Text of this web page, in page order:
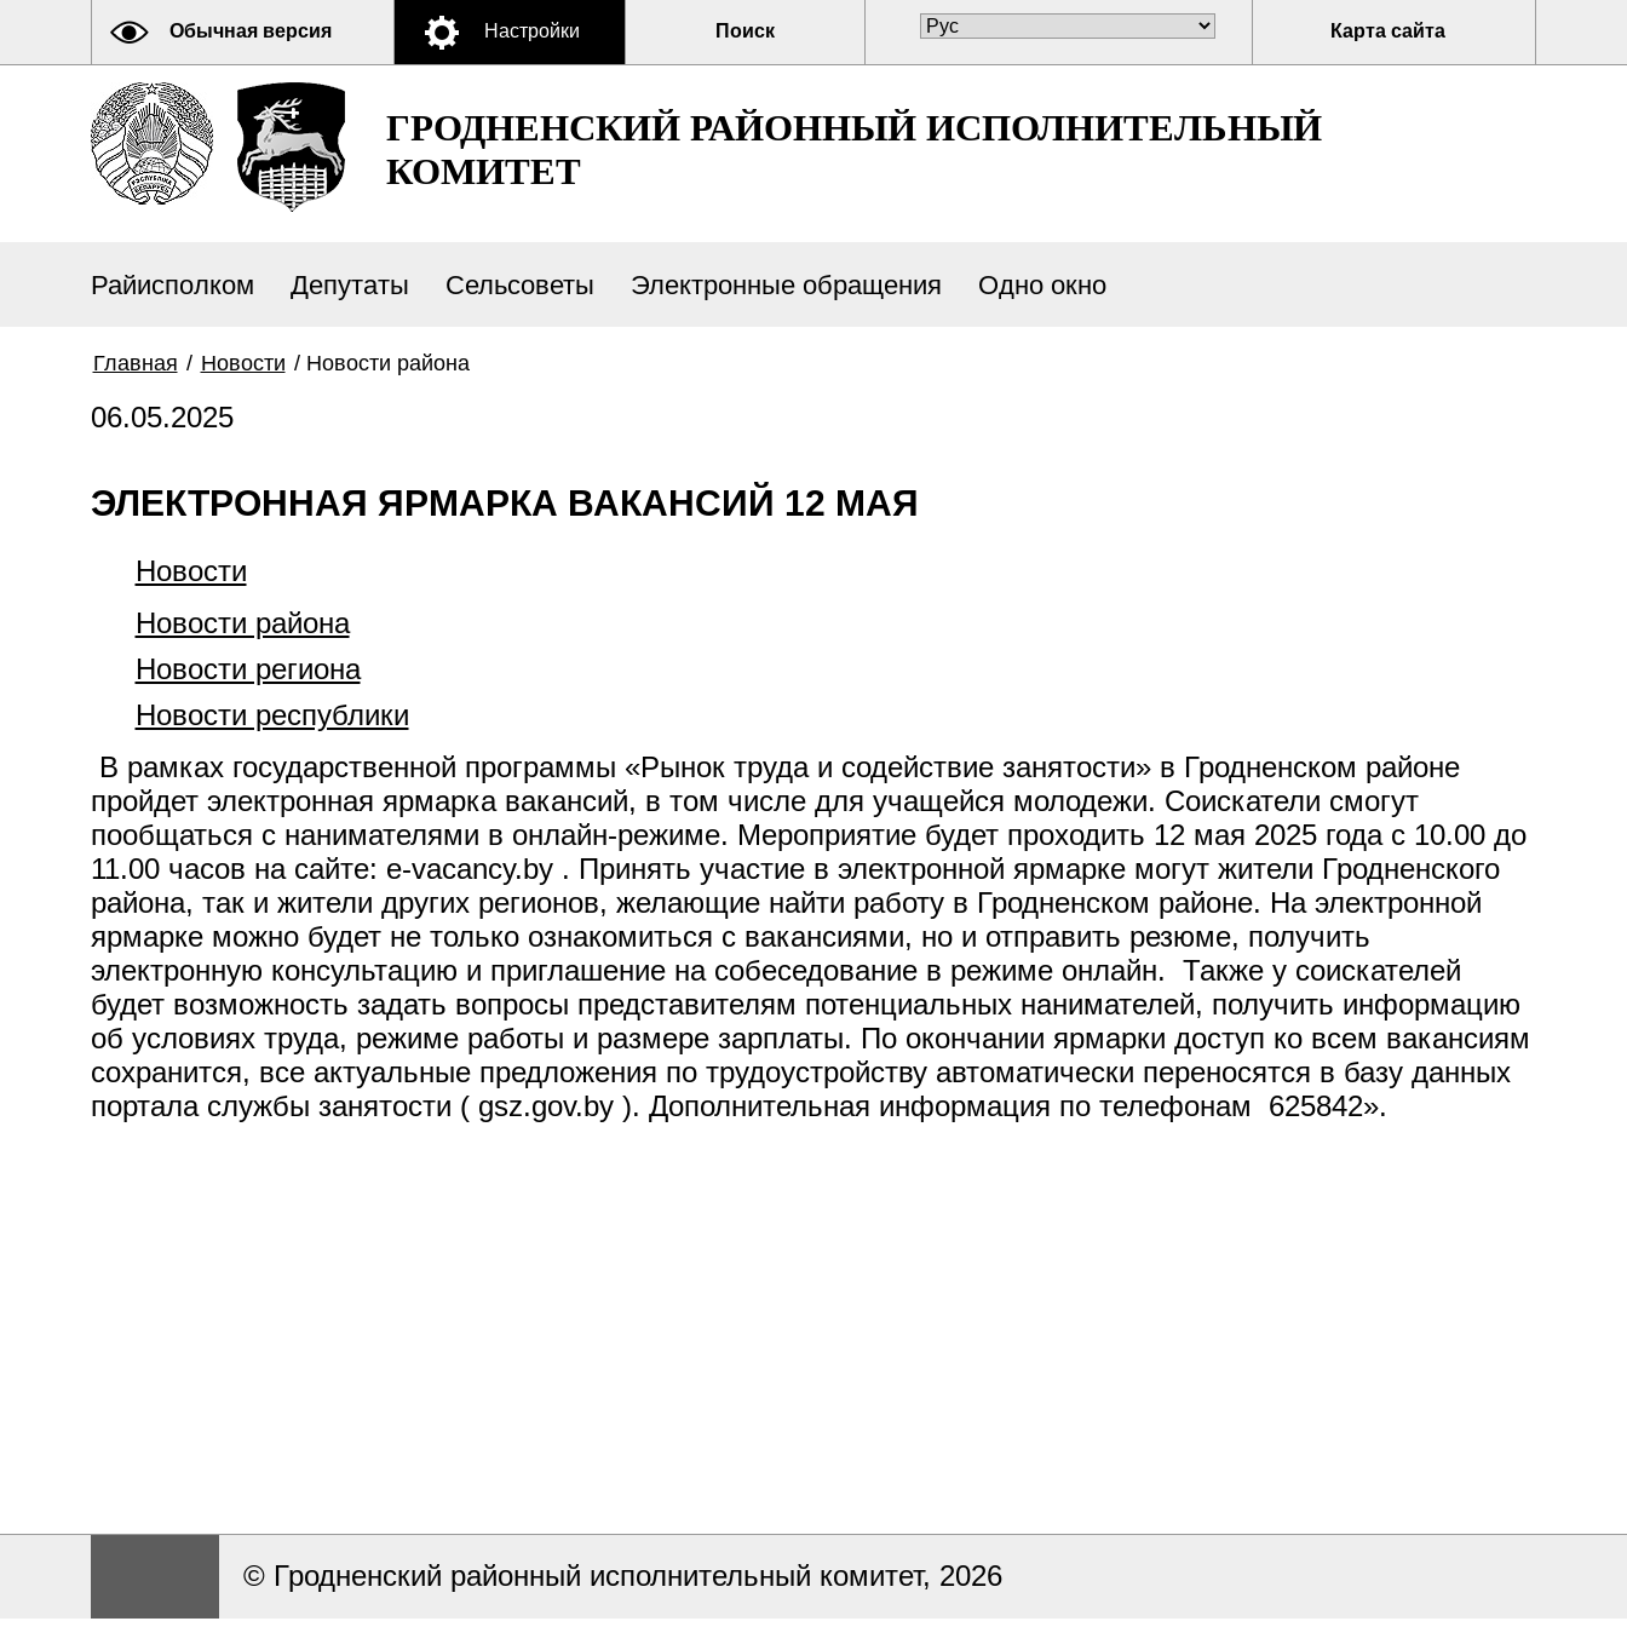
Обычная версия Настройки Поиск Карта сайта
ГРОДНЕНСКИЙ РАЙОННЫЙ ИСПОЛНИТЕЛЬНЫЙ
КОМИТЕТ
Райисполком Депутаты Сельсоветы Электронные обращения Одно окно
Главная / Новости / Новости района
06.05.2025
ЭЛЕКТРОННАЯ ЯРМАРКА ВАКАНСИЙ 12 МАЯ
Новости
Новости района
Новости региона
Новости республики
В рамках государственной программы «Рынок труда и содействие занятости» в Гродненском районе
пройдет электронная ярмарка вакансий, в том числе для учащейся молодежи. Соискатели смогут
пообщаться с нанимателями в онлайн-режиме. Мероприятие будет проходить 12 мая 2025 года с 10.00 до
11.00 часов на сайте: e-vacancy.by . Принять участие в электронной ярмарке могут жители Гродненского
района, так и жители других регионов, желающие найти работу в Гродненском районе. На электронной
ярмарке можно будет не только ознакомиться с вакансиями, но и отправить резюме, получить
электронную консультацию и приглашение на собеседование в режиме онлайн. Также у соискателей
будет возможность задать вопросы представителям потенциальных нанимателей, получить информацию
об условиях труда, режиме работы и размере зарплаты. По окончании ярмарки доступ ко всем вакансиям
сохранится, все актуальные предложения по трудоустройству автоматически переносятся в базу данных
портала службы занятости ( gsz.gov.by ). Дополнительная информация по телефонам 625842».
© Гродненский районный исполнительный комитет, 2026